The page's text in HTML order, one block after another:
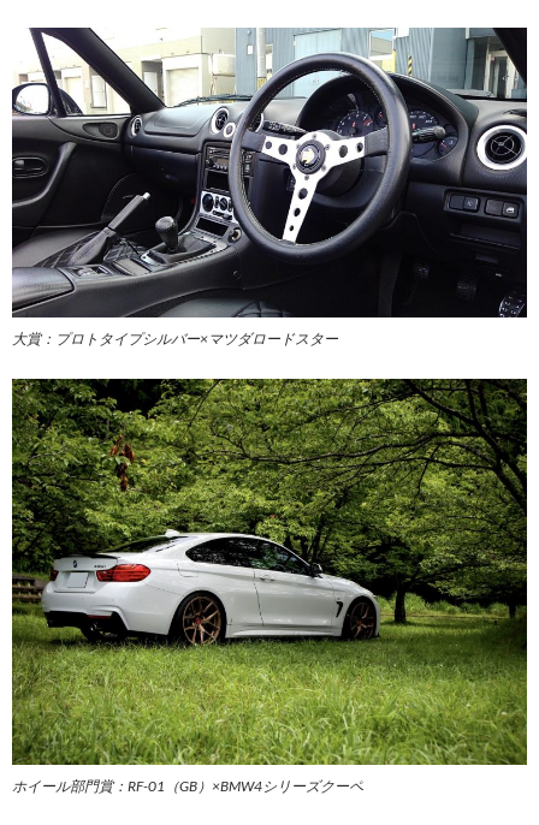
大賞：プロトタイプシルバー×マツダロードスター
ホイール部門賞：RF-01（GB）×BMW4シリーズクーペ